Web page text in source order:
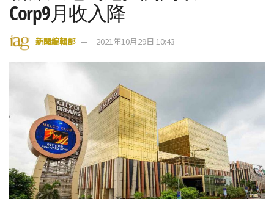
Corp9月收入降
新聞編輯部 2021年10月29日 10:43